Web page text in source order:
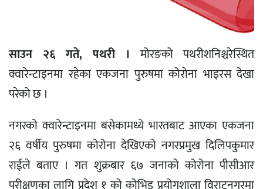
साउन २६ गते, पथरी । मोरङको पथरीशनिश्चरेस्थित
क्वारेन्टाइनमा रहेका एकजना पुरुषमा कोरोना भाइरस देखा
परेको छ ।
नगरको क्वारेन्टाइनमा बसेकामध्ये भारतबाट आएका एकजना
२६ वर्षीय पुरुषमा कोरोना देखिएको नगरप्रमुख दिलिपकुमार
राईले बताए । गत शुक्रबार ६७ जनाको कोरोना पीसीआर